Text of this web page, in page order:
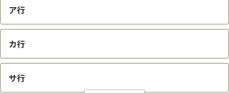
174,000
2025年8月3日時点
ア行
カ行
サ行